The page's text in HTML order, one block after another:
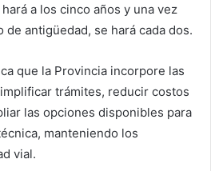
a los cinco años y una vez
antigüedad, se hará cada dos.
que la Provincia incorpore las
trámites, reducir costos
las opciones disponibles para
manteniendo los
vial.